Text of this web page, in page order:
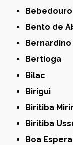
Bebedouro
Bento de
Bertioga
Bilac
Birigui
Biritiba
Biritiba
Boa